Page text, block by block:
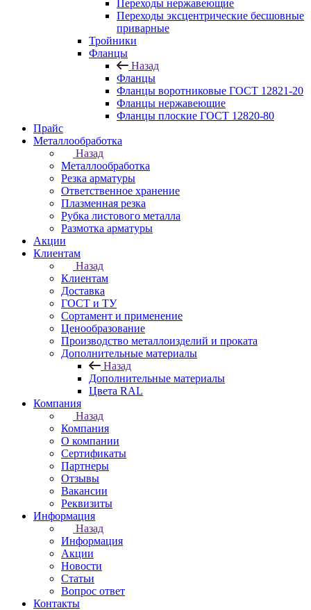
Переходы нержавеющие
Переходы эксцентрические бесшовные
приварные
Тройники
Фланцы
Назад
Фланцы
Фланцы воротниковые ГОСТ 12821-20
Фланцы нержавеющие
Фланцы плоские ГОСТ 12820-80
Прайс
Металлообработка
Назад
Металлообработка
Резка арматуры
Ответственное хранение
Плазменная резка
Рубка листового металла
Размотка арматуры
Акции
Клиентам
Назад
Клиентам
Доставка
ГОСТ и ТУ
Сортамент и применение
Ценообразование
Производство металлоизделий и проката
Дополнительные материалы
Назад
Дополнительные материалы
Цвета RAL
Компания
Назад
Компания
О компании
Сертификаты
Партнеры
Отзывы
Вакансии
Реквизиты
Информация
Назад
Информация
Акции
Новости
Статьи
Вопрос ответ
Контакты